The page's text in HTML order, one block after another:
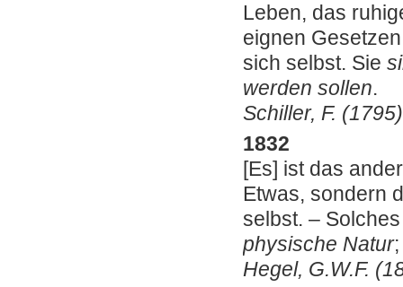
Leben, das
eignen
sich selbst. Sie
werden sollen.
Schiller, F.
1832
[Es] ist das
Etwas, sondern
selbst. ‒
physische Natur
Hegel, G.W.F.